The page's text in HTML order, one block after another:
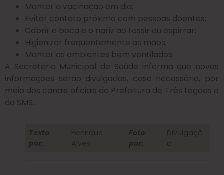
Manter a vacinação em dia;
Evitar contato próximo com pessoas doentes;
Cobrir a boca e o nariz ao tossir ou espirrar;
Higienizar frequentemente as mãos;
Manter os ambientes bem ventilados.
A Secretaria Municipal de Saúde informa que novas
informações serão divulgadas, caso necessário, por
meio dos canais oficiais da Prefeitura de Três Lagoas e
da SMS.